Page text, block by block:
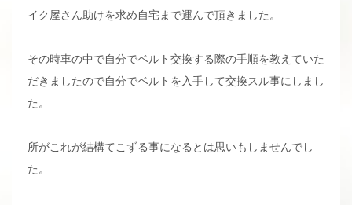
イク屋さん助けを求め自宅まで運んで頂きました。
その時車の中で自分でベルト交換する際の手順を教えていた
だきましたので自分でベルトを入手して交換スル事にしまし
た。
所がこれが結構てこずる事になるとは思いもしませんでし
た。